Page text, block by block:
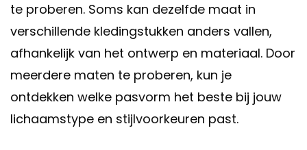
te proberen. Soms kan dezelfde maat in
verschillende kledingstukken anders vallen,
afhankelijk van het ontwerp en materiaal. Door
meerdere maten te proberen, kun je
ontdekken welke pasvorm het beste bij jouw
lichaamstype en stijlvoorkeuren past.